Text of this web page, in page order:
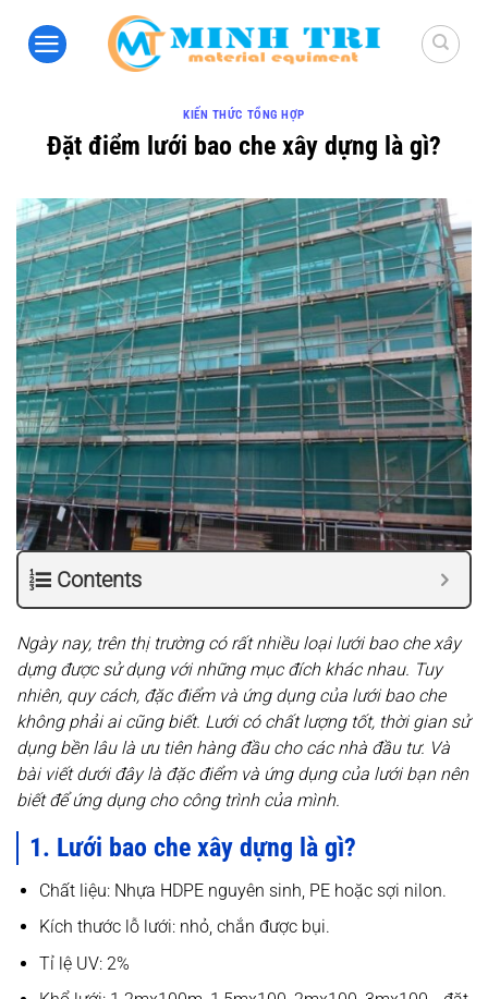
KIẾN THỨC TỔNG HỢP
Đặt điểm lưới bao che xây dựng là gì?
Contents
Ngày nay, trên thị trường có rất nhiều loại lưới bao che xây
dựng được sử dụng với những mục đích khác nhau. Tuy
nhiên, quy cách, đặc điểm và ứng dụng của lưới bao che
không phải ai cũng biết. Lưới có chất lượng tốt, thời gian sử
dụng bền lâu là ưu tiên hàng đầu cho các nhà đầu tư. Và
bài viết dưới đây là đặc điểm và ứng dụng của lưới bạn nên
biết để ứng dụng cho công trình của mình.
1. Lưới bao che xây dựng là gì?
Chất liệu: Nhựa HDPE nguyên sinh, PE hoặc sợi nilon.
Kích thước lỗ lưới: nhỏ, chắn được bụi.
Tỉ lệ UV: 2%